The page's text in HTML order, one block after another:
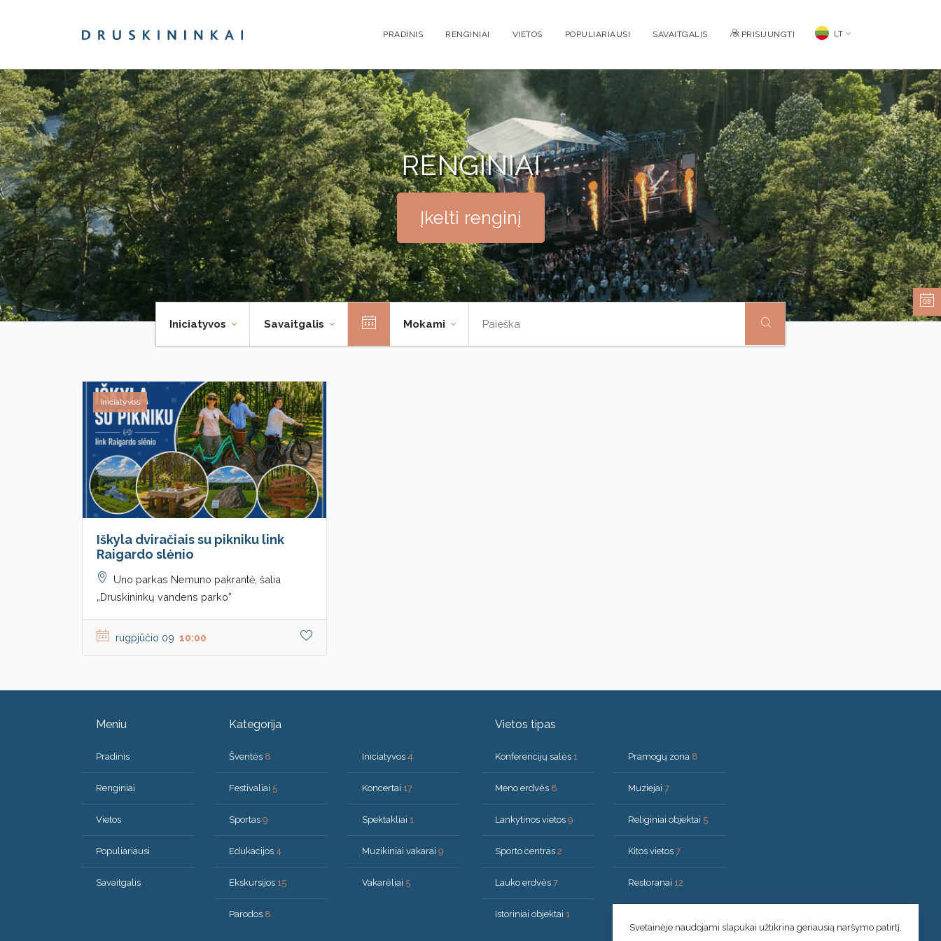
PRADINIS RENGINIAI VIETOS POPULIARIAUSI SAVAITGALIS PRISIJUNGTI LT
RENGINIAI
Įkelti renginį
Iniciatyvos Savaitgalis Mokami
Iniciatyvos
Iškyla dviračiais su pikniku link
Raigardo slėnio
Uno parkas Nemuno pakrantė, šalia
„Druskininkų vandens parko”
rugpjūčio 09 10:00
Meniu
Pradinis
Renginiai
Vietos
Populiariausi
Savaitgalis
Kategorija
Šventės 8
Festivaliai 5
Sportas 9
Edukacijos 4
Ekskursijos 15
Parodos 8
Iniciatyvos 4
Koncertai 17
Spektakliai 1
Muzikiniai vakarai 9
Vakarėliai 5
Vietos tipas
Konferencijų salės 1
Meno erdvės 8
Lankytinos vietos 9
Sporto centras 2
Lauko erdvės 7
Istoriniai objektai 1
Pramogų zona 8
Muziejai 7
Religiniai objektai 5
Kitos vietos 7
Restoranai 12
08
Svetainėje naudojami slapukai užtikrina geriausią naršymo patirtį.